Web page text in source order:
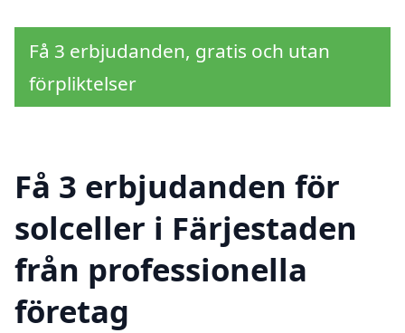
Få 3 erbjudanden, gratis och utan
förpliktelser
Få 3 erbjudanden för
solceller i Färjestaden
från professionella
företag